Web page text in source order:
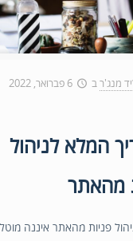
מנג'רב 6 פברואר, 2022
המלא לניהול
מהאתר
פניות מהאתר איננה